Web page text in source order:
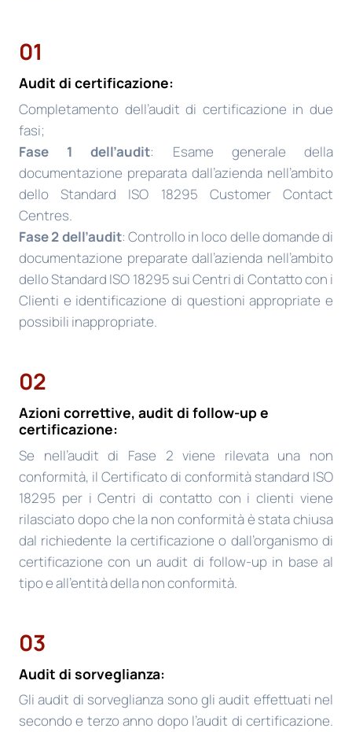
01
Audit di certificazione:
Completamento dell’audit di certificazione in due
fasi;
Fase 1 dell’audit: Esame generale della
documentazione preparata dall’azienda nell’ambito
dello Standard ISO 18295 Customer Contact
Centres.
Fase 2 dell’audit: Controllo in loco delle domande di
documentazione preparate dall’azienda nell’ambito
dello Standard ISO 18295 sui Centri di Contatto con i
Clienti e identificazione di questioni appropriate e
possibili inappropriate.
02
Azioni correttive, audit di follow-up e
certificazione:
Se nell’audit di Fase 2 viene rilevata una non
conformità, il Certificato di conformità standard ISO
18295 per i Centri di contatto con i clienti viene
rilasciato dopo che la non conformità è stata chiusa
dal richiedente la certificazione o dall’organismo di
certificazione con un audit di follow-up in base al
tipo e all’entità della non conformità.
03
Audit di sorveglianza:
Gli audit di sorveglianza sono gli audit effettuati nel
secondo e terzo anno dopo l’audit di certificazione.